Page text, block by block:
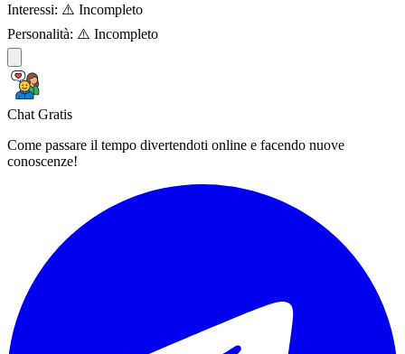
Interessi: ⚠️ Incompleto
Personalità: ⚠️ Incompleto
Chat Gratis
Come passare il tempo divertendoti online e facendo nuove
conoscenze!